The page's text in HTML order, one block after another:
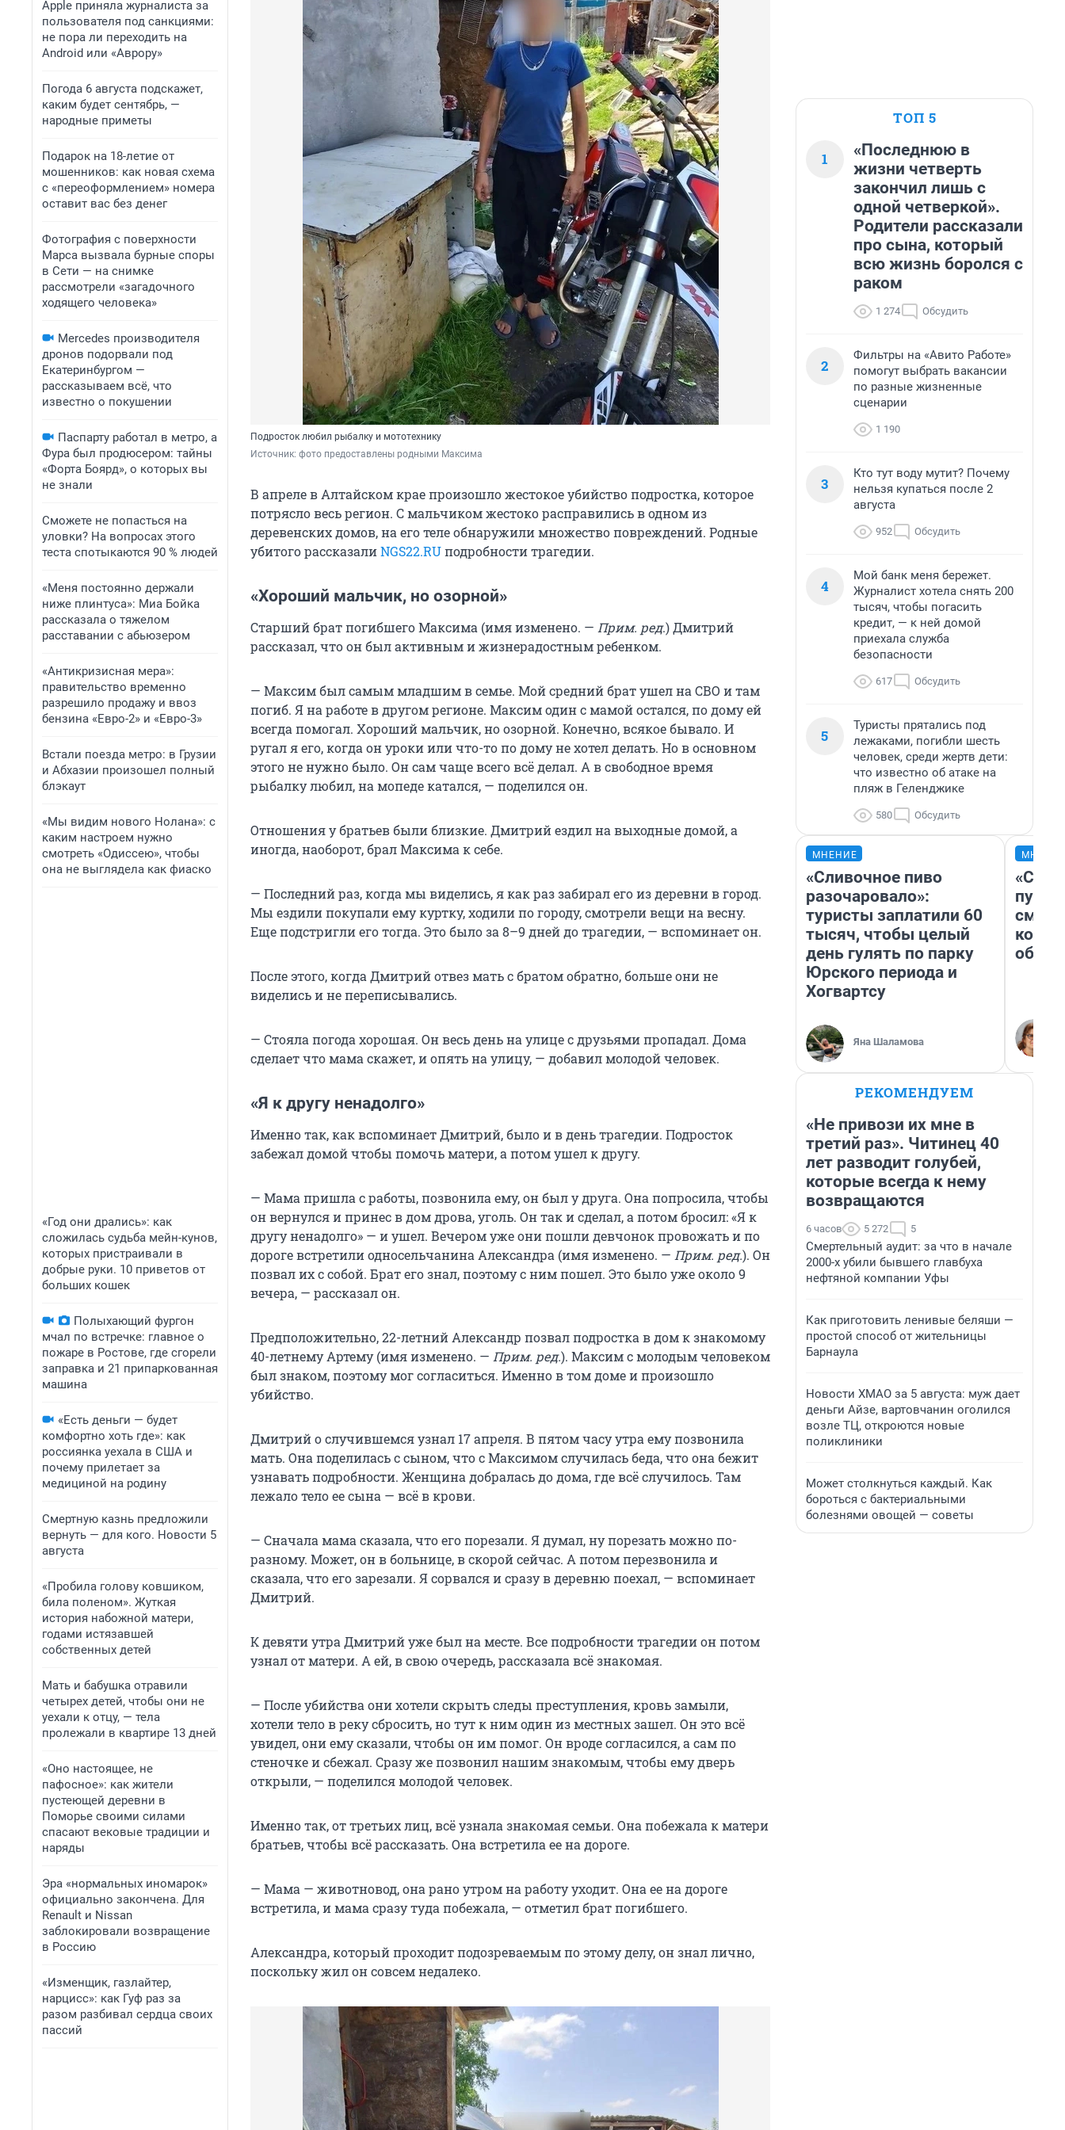
Apple приняла журналиста за
пользователя под санкциями:
не пора ли переходить на
Android или «Аврору»
Погода 6 августа подскажет,
каким будет сентябрь, —
народные приметы
Подарок на 18-летие от
мошенников: как новая схема
с «переоформлением» номера
оставит вас без денег
Фотография с поверхности
Марса вызвала бурные споры
в Сети — на снимке
рассмотрели «загадочного
ходящего человека»
Mercedes производителя
дронов подорвали под
Екатеринбургом —
рассказываем всё, что
известно о покушении
Паспарту работал в метро, а
Фура был продюсером: тайны
«Форта Боярд», о которых вы
не знали
Сможете не попасться на
уловки? На вопросах этого
теста спотыкаются 90 % людей
«Меня постоянно держали
ниже плинтуса»: Миа Бойка
рассказала о тяжелом
расставании с абьюзером
«Антикризисная мера»:
правительство временно
разрешило продажу и ввоз
бензина «Евро-2» и «Евро-3»
Встали поезда метро: в Грузии
и Абхазии произошел полный
блэкаут
«Мы видим нового Нолана»: с
каким настроем нужно
смотреть «Одиссею», чтобы
она не выглядела как фиаско
«Год они дрались»: как
сложилась судьба мейн-кунов,
которых пристраивали в
добрые руки. 10 приветов от
больших кошек
Полыхающий фургон
мчал по встречке: главное о
пожаре в Ростове, где сгорели
заправка и 21 припаркованная
машина
«Есть деньги — будет
комфортно хоть где»: как
россиянка уехала в США и
почему прилетает за
медициной на родину
Смертную казнь предложили
вернуть — для кого. Новости 5
августа
«Пробила голову ковшиком,
била поленом». Жуткая
история набожной матери,
годами истязавшей
собственных детей
Мать и бабушка отравили
четырех детей, чтобы они не
уехали к отцу, — тела
пролежали в квартире 13 дней
«Оно настоящее, не
пафосное»: как жители
пустеющей деревни в
Поморье своими силами
спасают вековые традиции и
наряды
Эра «нормальных иномарок»
официально закончена. Для
Renault и Nissan
заблокировали возвращение
в Россию
«Изменщик, газлайтер,
нарцисс»: как Гуф раз за
разом разбивал сердца своих
пассий
Подросток любил рыбалку и мототехнику
Источник: фото предоставлены родными Максима
В апреле в Алтайском крае произошло жестокое убийство подростка, которое
потрясло весь регион. С мальчиком жестоко расправились в одном из
деревенских домов, на его теле обнаружили множество повреждений. Родные
убитого рассказалиNGS22.RUподробности трагедии.
«Хороший мальчик, но озорной»
Старший брат погибшего Максима (имя изменено. — Прим. ред.) Дмитрий
рассказал, что он был активным и жизнерадостным ребенком.
— Максим был самым младшим в семье. Мой средний брат ушел на СВО и там
погиб. Я на работе в другом регионе. Максим один с мамой остался, по дому ей
всегда помогал. Хороший мальчик, но озорной. Конечно, всякое бывало. И
ругал я его, когда он уроки или что-то по дому не хотел делать. Но в основном
этого не нужно было. Он сам чаще всего всё делал. А в свободное время
рыбалку любил, на мопеде катался, — поделился он.
Отношения у братьев были близкие. Дмитрий ездил на выходные домой, а
иногда, наоборот, брал Максима к себе.
— Последний раз, когда мы виделись, я как раз забирал его из деревни в город.
Мы ездили покупали ему куртку, ходили по городу, смотрели вещи на весну.
Еще подстригли его тогда. Это было за 8–9 дней до трагедии, — вспоминает он.
После этого, когда Дмитрий отвез мать с братом обратно, больше они не
виделись и не переписывались.
— Стояла погода хорошая. Он весь день на улице с друзьями пропадал. Дома
сделает что мама скажет, и опять на улицу, — добавил молодой человек.
«Я к другу ненадолго»
Именно так, как вспоминает Дмитрий, было и в день трагедии. Подросток
забежал домой чтобы помочь матери, а потом ушел к другу.
— Мама пришла с работы, позвонила ему, он был у друга. Она попросила, чтобы
он вернулся и принес в дом дрова, уголь. Он так и сделал, а потом бросил: «Я к
другу ненадолго» — и ушел. Вечером уже они пошли девчонок провожать и по
дороге встретили односельчанина Александра (имя изменено. — Прим. ред.). Он
позвал их с собой. Брат его знал, поэтому с ним пошел. Это было уже около 9
вечера, — рассказал он.
Предположительно, 22-летний Александр позвал подростка в дом к знакомому
40-летнему Артему (имя изменено. — Прим. ред.). Максим с молодым человеком
был знаком, поэтому мог согласиться. Именно в том доме и произошло
убийство.
Дмитрий о случившемся узнал 17 апреля. В пятом часу утра ему позвонила
мать. Она поделилась с сыном, что с Максимом случилась беда, что она бежит
узнавать подробности. Женщина добралась до дома, где всё случилось. Там
лежало тело ее сына — всё в крови.
— Сначала мама сказала, что его порезали. Я думал, ну порезать можно по-
разному. Может, он в больнице, в скорой сейчас. А потом перезвонила и
сказала, что его зарезали. Я сорвался и сразу в деревню поехал, — вспоминает
Дмитрий.
К девяти утра Дмитрий уже был на месте. Все подробности трагедии он потом
узнал от матери. А ей, в свою очередь, рассказала всё знакомая.
— После убийства они хотели скрыть следы преступления, кровь замыли,
хотели тело в реку сбросить, но тут к ним один из местных зашел. Он это всё
увидел, они ему сказали, чтобы он им помог. Он вроде согласился, а сам по
стеночке и сбежал. Сразу же позвонил нашим знакомым, чтобы ему дверь
открыли, — поделился молодой человек.
Именно так, от третьих лиц, всё узнала знакомая семьи. Она побежала к матери
братьев, чтобы всё рассказать. Она встретила ее на дороге.
— Мама — животновод, она рано утром на работу уходит. Она ее на дороге
встретила, и мама сразу туда побежала, — отметил брат погибшего.
Александра, который проходит подозреваемым по этому делу, он знал лично,
поскольку жил он совсем недалеко.
ТОП 5
1
«Последнюю в
жизни четверть
закончил лишь с
одной четверкой».
Родители рассказали
про сына, который
всю жизнь боролся с
раком
1 274 Обсудить
2
Фильтры на «Авито Работе»
помогут выбрать вакансии
по разные жизненные
сценарии
1 190
3
Кто тут воду мутит? Почему
нельзя купаться после 2
августа
952 Обсудить
4
Мой банк меня бережет.
Журналист хотела снять 200
тысяч, чтобы погасить
кредит, — к ней домой
приехала служба
безопасности
617 Обсудить
5
Туристы прятались под
лежаками, погибли шесть
человек, среди жертв дети:
что известно об атаке на
пляж в Геленджике
580 Обсудить
МНЕНИЕ
«Сливочное пиво
разочаровало»:
туристы заплатили 60
тысяч, чтобы целый
день гулять по парку
Юрского периода и
Хогвартсу
Яна Шаламова
РЕКОМЕНДУЕМ
«Не привози их мне в
третий раз». Читинец 40
лет разводит голубей,
которые всегда к нему
возвращаются
6 часов 5 272 5
Смертельный аудит: за что в начале
2000-х убили бывшего главбуха
нефтяной компании Уфы
Как приготовить ленивые беляши —
простой способ от жительницы
Барнаула
Новости ХМАО за 5 августа: муж дает
деньги Айзе, вартовчанин оголился
возле ТЦ, откроются новые
поликлиники
Может столкнуться каждый. Как
бороться с бактериальными
болезнями овощей — советы